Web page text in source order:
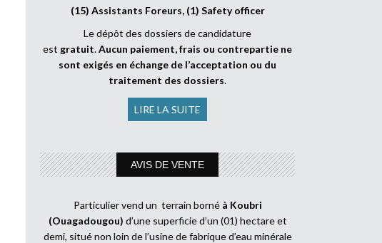
(15) Assistants Foreurs, (1) Safety officer
Le dépôt des dossiers de candidature
est gratuit.Aucun paiement, frais ou contrepartie ne
sont exigés en échange de l’acceptation ou du
traitement des dossiers.
LIRE LA SUITE
AVIS DE VENTE
Particulier vend un terrain borné à Koubri
(Ouagadougou) d’une superficie d’un (01) hectare et
demi, situé non loin de l’usine de fabrique d’eau minérale